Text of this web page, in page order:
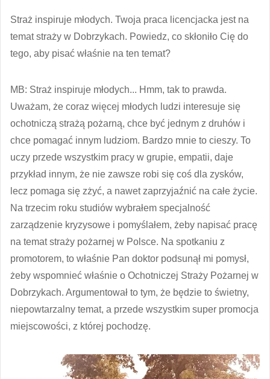
Straż inspiruje młodych. Twoja praca licencjacka jest na
temat straży w Dobrzykach. Powiedz, co skłoniło Cię do
tego, aby pisać właśnie na ten temat?
MB: Straż inspiruje młodych... Hmm, tak to prawda.
Uważam, że coraz więcej młodych ludzi interesuje się
ochotniczą strażą pożarną, chce być jednym z druhów i
chce pomagać innym ludziom. Bardzo mnie to cieszy. To
uczy przede wszystkim pracy w grupie, empatii, daje
przykład innym, że nie zawsze robi się coś dla zysków,
lecz pomaga się zżyć, a nawet zaprzyjaźnić na całe życie.
Na trzecim roku studiów wybrałem specjalność
zarządzenie kryzysowe i pomyślałem, żeby napisać pracę
na temat straży pożarnej w Polsce. Na spotkaniu z
promotorem, to właśnie Pan doktor podsunął mi pomysł,
żeby wspomnieć właśnie o Ochotniczej Straży Pożarnej w
Dobrzykach. Argumentował to tym, że będzie to świetny,
niepowtarzalny temat, a przede wszystkim super promocja
miejscowości, z której pochodzę.